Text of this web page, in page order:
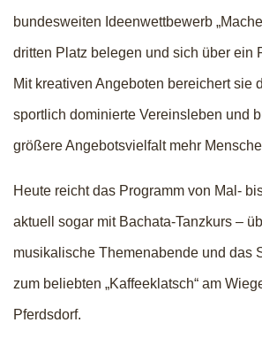
bundesweiten Ideenwettbewerb
dritten Platz belegen und sich über ein
Mit kreativen Angeboten bereichert sie
sportlich dominierte Vereinsleben und
größere Angebotsvielfalt mehr
Heute reicht das Programm von Mal-
aktuell sogar mit Bachata-Tanzkurs –
musikalische Themenabende und das
zum beliebten „Kaffeeklatsch“ am
Pferdsdorf.